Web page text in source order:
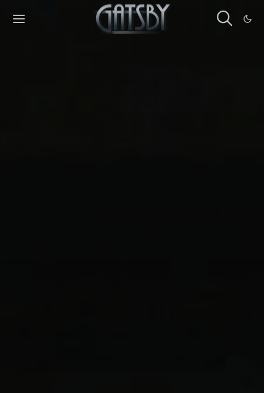
Cookies management panel